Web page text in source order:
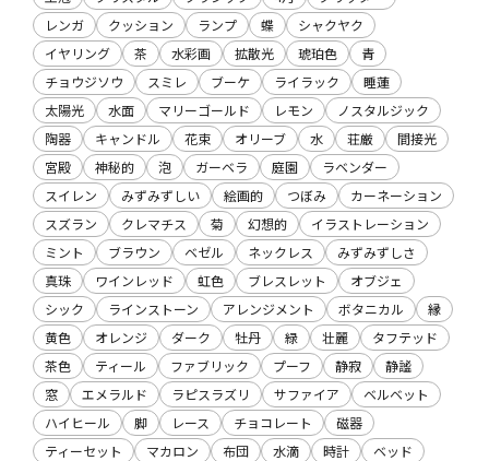
レンガ
クッション ランプ 蝶
シャクヤク
イヤリング
茶 水彩画 拡散光 琥珀色
青
チョウジソウ
スミレ ブーケ ライラック
睡蓮
太陽光
水面 マリーゴールド レモン
ノスタルジック
陶器
キャンドル 花束 オリーブ 水 荘厳
間接光
宮殿
神秘的 泡 ガーベラ 庭園
ラベンダー
スイレン
みずみずしい 絵画的 つぼみ
カーネーション
スズラン
クレマチス 菊 幻想的
イラストレーション
ミント
ブラウン ベゼル ネックレス
みずみずしさ
真珠
ワインレッド 虹色 ブレスレット
オブジェ
シック
ラインストーン アレンジメント ボタニカル
縁
黄色
オレンジ ダーク 牡丹 緑 壮麗
タフテッド
茶色
ティール ファブリック プーフ 静寂
静謐
窓
エメラルド ラピスラズリ サファイア
ベルベット
ハイヒール
脚 レース チョコレート
磁器
ティーセット
マカロン 布団 水滴 時計
ベッド